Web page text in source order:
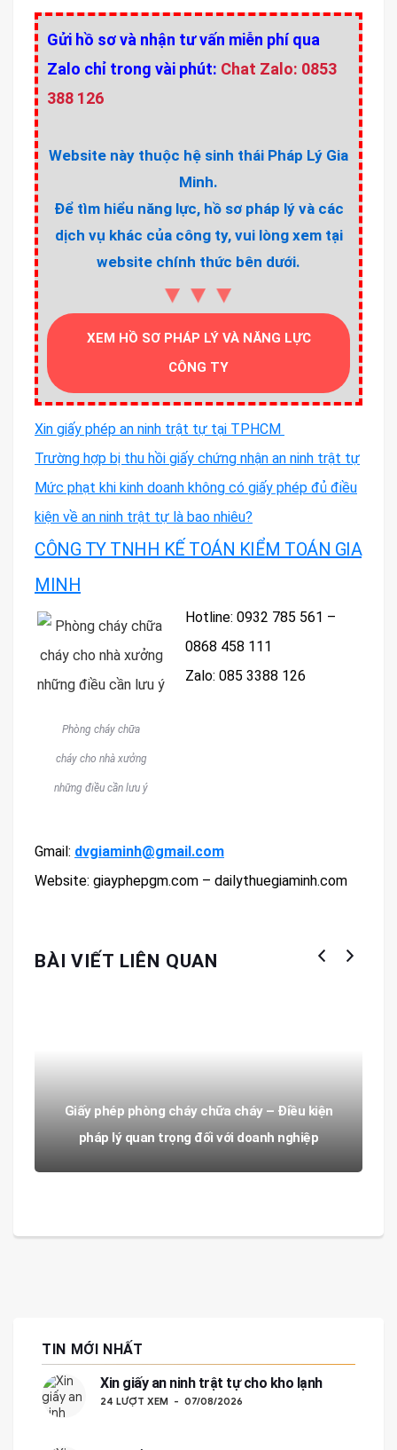
Gửi hồ sơ và nhận tư vấn miễn phí qua
Zalo chỉ trong vài phút: Chat Zalo: 0853
388 126
Website này thuộc hệ sinh thái Pháp Lý Gia
Minh.
Để tìm hiểu năng lực, hồ sơ pháp lý và các
dịch vụ khác của công ty, vui lòng xem tại
website chính thức bên dưới.
▼▼▼
XEM HỒ SƠ PHÁP LÝ VÀ NĂNG LỰC
CÔNG TY
Xin giấy phép an ninh trật tự tại TPHCM
Trường hợp bị thu hồi giấy chứng nhận an ninh trật tự
Mức phạt khi kinh doanh không có giấy phép đủ điều
kiện về an ninh trật tự là bao nhiêu?
CÔNG TY TNHH KẾ TOÁN KIỂM TOÁN GIA
MINH
Phòng cháy chữa
cháy cho nhà xưởng
những điều cần lưu ý
Hotline: 0932 785 561 –
0868 458 111
Zalo: 085 3388 126
Gmail: dvgiaminh@gmail.com
Website: giayphepgm.com – dailythuegiaminh.com
BÀI VIẾT LIÊN QUAN
Giấy phép phòng cháy chữa cháy – Điều kiện
pháp lý quan trọng đối với doanh nghiệp
TIN MỚI NHẤT
Xin giấy an ninh trật tự cho kho lạnh
24 LƯỢT XEM 07/08/2026